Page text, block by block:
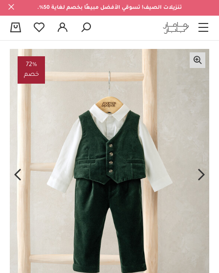
تنزيلات الصيف! تسوقي الأفضل مبيعًا بخصم لغاية 50%.
72%
خصم